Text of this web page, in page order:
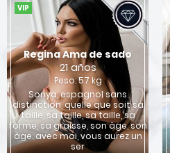
VIP
Regina Ama de sado
21 años
Peso: 57 kg
Sonya, espagnol sans
distinction, quelle que soit sa
taille, sa taille, sa taille, sa
forme, sa graisse, son âge, son
âge. avec moi, vous aurez un
ser